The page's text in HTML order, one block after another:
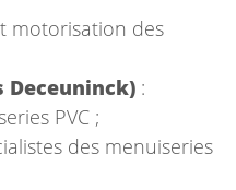
motorisation des
Deceuninck) :
PVC ;
des menuiseries